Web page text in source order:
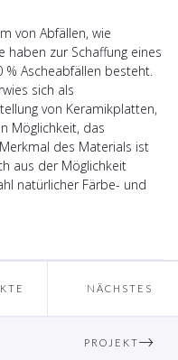
von Abfällen, wie
haben zur Schaffung eines
Ascheabfällen besteht.
sich als
von Keramikplatten,
Möglichkeit, das
des Materials ist
aus der Möglichkeit
natürlicher Färbe- und
NÄCHSTES
PROJEKT